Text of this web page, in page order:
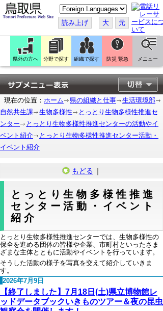
こ
の
ペ
ー
ジ
翻
訳
す
る
読み上げ 大 元
県外の方へ 分野で探す 組織で探す 防災 緊急 メニュー
現在の位置： ホーム 県の組織と仕事
生活環境部
自然共生課
生物多様性
とっとり生物多様性推進セ
ンター
とっとり生物多様性推進センターの活動やイ
ベント紹介
とっとり生物多様性推進センター活動・
イベント紹介
もどる ｜
とっとり生物多様性推進
センター活動・イベント
紹介
とっとり生物多様性推進センターでは、生物多様性の
保全を進める団体の皆様や企業、市町村といったさま
ざまな主体とともに活動やイベントを行っています。
そうした活動の様子を写真を交えて紹介していきま
す。
2026年7月9日
【終了しました】7月18日(土)県立博物館レ
ッドデータブックいきものツアー＆夜の昆虫